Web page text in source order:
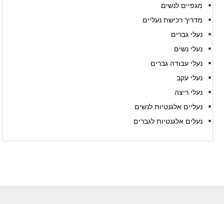
מגפיים לנשים
מדריך רכישת נעליים
נעלי גברים
נעלי נשים
נעלי עבודה גברים
נעלי עקב
נעלי ריצה
נעליים אלגנטיות לנשים
נעלים אלגנטיות לגברים